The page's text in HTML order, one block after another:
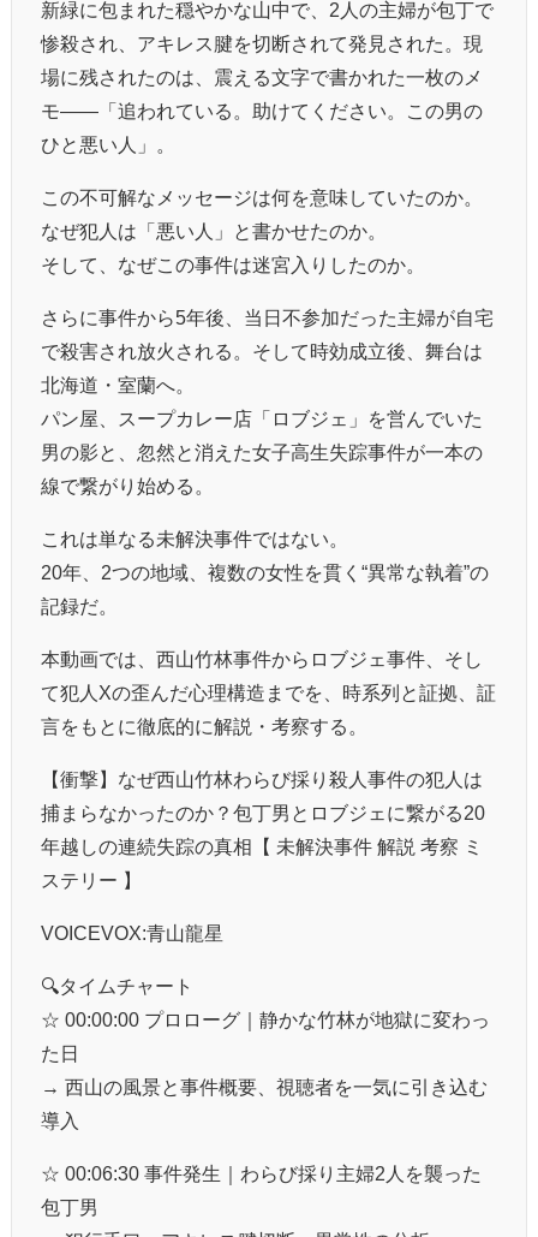
新緑に包まれた穏やかな山中で、2人の主婦が包丁で
惨殺され、アキレス腱を切断されて発見された。現
場に残されたのは、震える文字で書かれた一枚のメ
モ――「追われている。助けてください。この男の
ひと悪い人」。
この不可解なメッセージは何を意味していたのか。
なぜ犯人は「悪い人」と書かせたのか。
そして、なぜこの事件は迷宮入りしたのか。
さらに事件から5年後、当日不参加だった主婦が自宅
で殺害され放火される。そして時効成立後、舞台は
北海道・室蘭へ。
パン屋、スープカレー店「ロブジェ」を営んでいた
男の影と、忽然と消えた女子高生失踪事件が一本の
線で繋がり始める。
これは単なる未解決事件ではない。
20年、2つの地域、複数の女性を貫く“異常な執着”の
記録だ。
本動画では、西山竹林事件からロブジェ事件、そし
て犯人Xの歪んだ心理構造までを、時系列と証拠、証
言をもとに徹底的に解説・考察する。
【衝撃】なぜ西山竹林わらび採り殺人事件の犯人は
捕まらなかったのか？包丁男とロブジェに繋がる20
年越しの連続失踪の真相【 未解決事件 解説 考察 ミ
ステリー 】
VOICEVOX:青山龍星
🔍タイムチャート
☆ 00:00:00 プロローグ｜静かな竹林が地獄に変わっ
た日
→ 西山の風景と事件概要、視聴者を一気に引き込む
導入
☆ 00:06:30 事件発生｜わらび採り主婦2人を襲った
包丁男